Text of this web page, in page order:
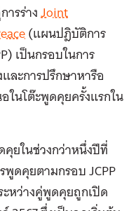
รร่างJoint
(แผนปฎิบัติการ
เป็นกรอบในการ
ละการปรึกษาหารือ
ในโต๊ะพูดคุยครั้งแรกใน
คุยในช่วงกว่าหนึ่งปีที่
ดคุยตามกรอบ JCPP
ะหว่างคู่พูดคุยถูกเปิด